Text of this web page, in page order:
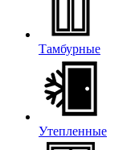
Тамбурные
Утепленные